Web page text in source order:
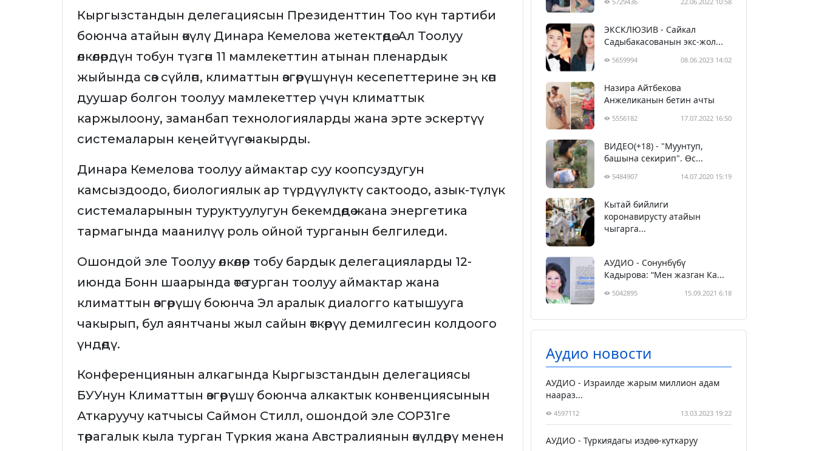
Кыргызстандын делегациясын Президенттин Тоо күн тартиби
боюнча атайын өкүлү Динара Кемелова жетектөөдө. Ал Тоолуу
өлкөлөрдүн тобун түзгөн 11 мамлекеттин атынан пленардык
жыйында сөз сүйлөп, климаттын өзгөрүшүнүн кесепеттерине эң көп
дуушар болгон тоолуу мамлекеттер үчүн климаттык
каржылоону, заманбап технологияларды жана эрте эскертүү
системаларын кеңейтүүгө чакырды.
Динара Кемелова тоолуу аймактар суу коопсуздугун
камсыздоодо, биологиялык ар түрдүүлүктү сактоодо, азык-түлүк
системаларынын туруктуулугун бекемдөөдө жана энергетика
тармагында маанилүү роль ойной турганын белгиледи.
Ошондой эле Тоолуу өлкөлөр тобу бардык делегацияларды 12-
июнда Бонн шаарында өтө турган тоолуу аймактар жана
климаттын өзгөрүшү боюнча Эл аралык диалогго катышууга
чакырып, бул аянтчаны жыл сайын өткөрүү демилгесин колдоого
үндөдү.
Конференциянын алкагында Кыргызстандын делегациясы
БУУнун Климаттын өзгөрүшү боюнча алкактык конвенциясынын
Аткаруучу катчысы Саймон Стилл, ошондой эле COP31ге
төрагалык кыла турган Түркия жана Австралиянын өкүлдөрү менен
ЭКСКЛЮЗИВ - Сайкал
Садыбакасованын экс-жол...
5659994 08.06.2023 14:02
Назира Айтбекова
Анжеликанын бетин ачты
5556182 17.07.2022 16:50
ВИДЕО(+18) - "Муунтуп,
башына секирип". Өс...
5484907 14.07.2020 15:19
Кытай бийлиги
коронавирусту атайын
чыгарга...
АУДИО - Сонунбүбү
Кадырова: “Мен жазган Ка...
5042895 15.09.2021 6:18
Аудио новости
АУДИО - Израилде жарым миллион адам
наараз...
4597112 13.03.2023 19:22
АУДИО - Түркиядагы издөө-куткаруу